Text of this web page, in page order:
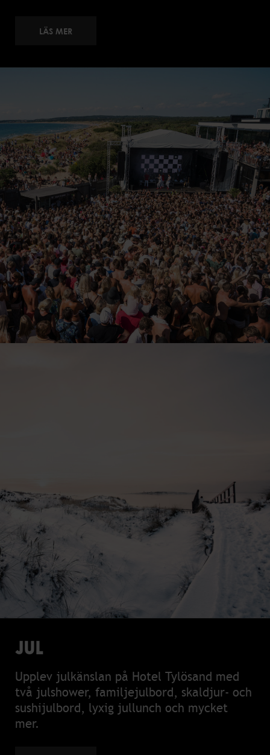
LÄS MER
JUL
Upplev julkänslan på Hotel Tylösand med
två julshower, familjejulbord, skaldjur- och
sushijulbord, lyxig jullunch och mycket
mer.